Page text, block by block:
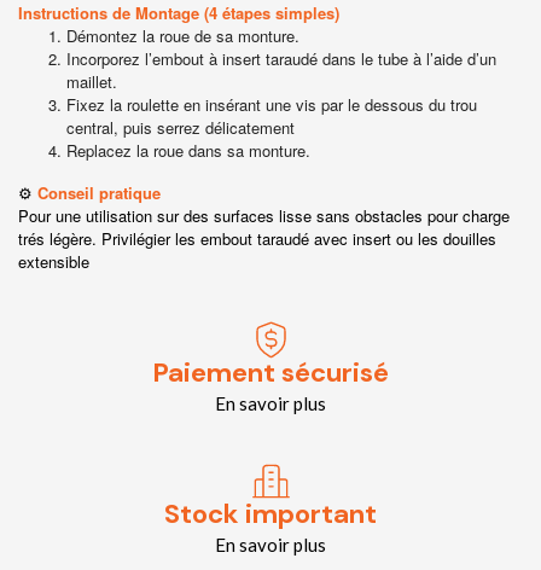
Instructions de Montage (4 étapes simples)
Démontez la roue de sa monture.
Incorporez l’embout à insert taraudé dans le tube à l’aide d’un
maillet.
Fixez la roulette en insérant une vis par le dessous du trou
central, puis serrez délicatement
Replacez la roue dans sa monture.
⚙️ Conseil pratique
Pour une utilisation sur des surfaces lisse sans obstacles pour charge
trés légère. Privilégier les embout taraudé avec insert ou les douilles
extensible
Paiement sécurisé
En savoir plus
Stock important
En savoir plus